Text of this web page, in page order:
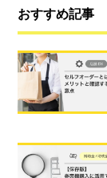
おすすめ記事